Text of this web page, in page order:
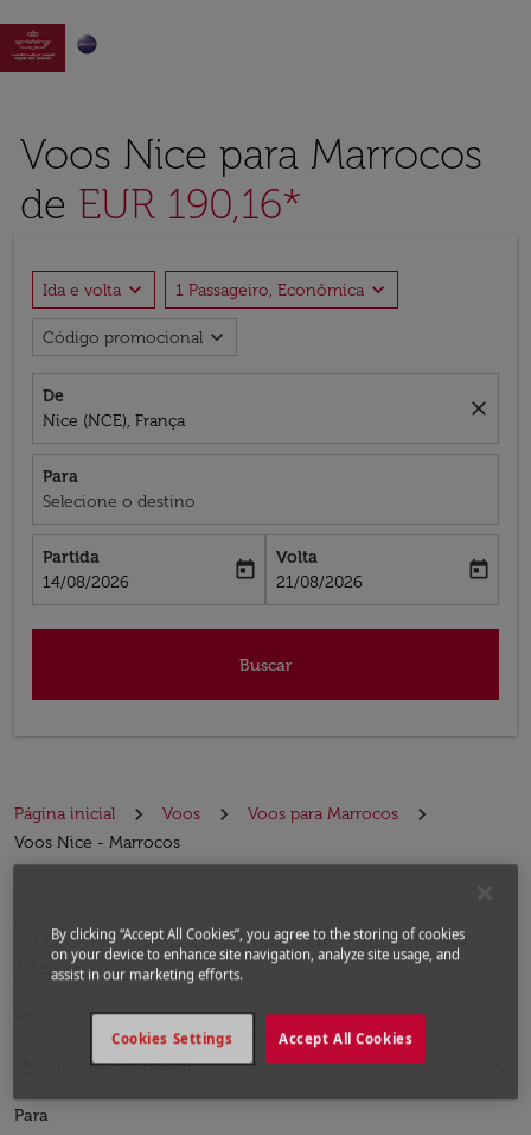

Voos Nice para Marrocos
de EUR 190,16*
Ida e volta expand_more 1 Passageiro, Econômica expand_more
Código promocional expand_more
De
Nice (NCE), França
close
Para
Selecione o destino
Partida
fc-booking-departure-date-aria-label
14/08/2026
today
Volta
fc-booking-return-date-aria-label
21/08/2026
today
Buscar
Página inicial Voos
Voos para Marrocos
Voos Nice - Marrocos
Explorar mais destinos de Nice para
Marrocos
Para
By clicking “Accept All Cookies”, you agree to the storing of cookies
on your device to enhance site navigation, analyze site usage, and
assist in our marketing efforts.
Accept All Cookies
Cookies Settings